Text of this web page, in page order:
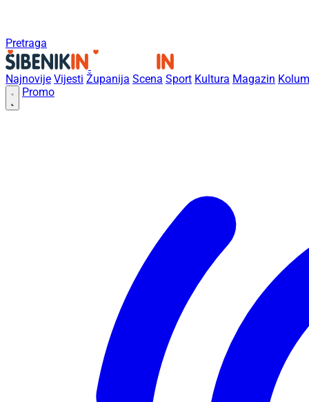
Pretraga
Najnovije Vijesti Županija Scena Sport Kultura Magazin
Promo